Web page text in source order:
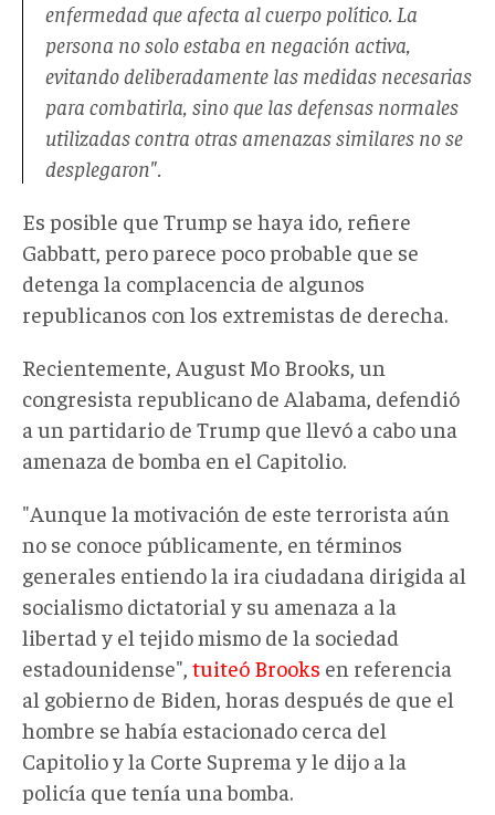
enfermedad que afecta al cuerpo político. La
persona no solo estaba en negación activa,
evitando deliberadamente las medidas necesarias
para combatirla, sino que las defensas normales
utilizadas contra otras amenazas similares no se
desplegaron".
Es posible que Trump se haya ido, refiere
Gabbatt, pero parece poco probable que se
detenga la complacencia de algunos
republicanos con los extremistas de derecha.
Recientemente, August Mo Brooks, un
congresista republicano de Alabama, defendió
a un partidario de Trump que llevó a cabo una
amenaza de bomba en el Capitolio.
"Aunque la motivación de este terrorista aún
no se conoce públicamente, en términos
generales entiendo la ira ciudadana dirigida al
socialismo dictatorial y su amenaza a la
libertad y el tejido mismo de la sociedad
estadounidense", tuiteó Brooks en referencia
al gobierno de Biden, horas después de que el
hombre se había estacionado cerca del
Capitolio y la Corte Suprema y le dijo a la
policía que tenía una bomba.